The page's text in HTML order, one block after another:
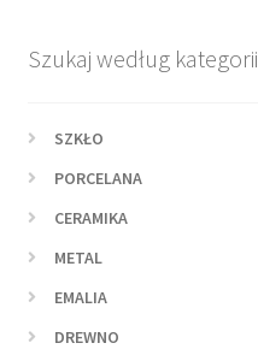
Szukaj według kategorii
SZKŁO
PORCELANA
CERAMIKA
METAL
EMALIA
DREWNO